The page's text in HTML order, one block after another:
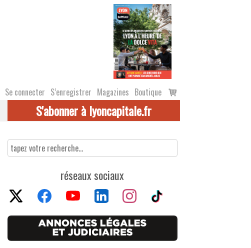
Se connecter S’enregistrer Magazines Boutique
Voir
le
S'abonner à lyoncapitale.fr
réseaux sociaux